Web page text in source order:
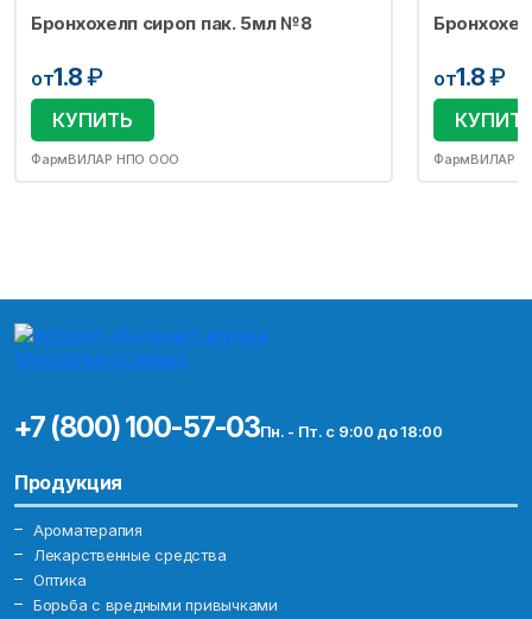
Бронхохелп сироп пак. 5мл №8
от1.8₽
КУПИТЬ
ФармВИЛАР НПО ООО
от1.8₽
ФармВИЛАР
+7 (800) 100-57-03Пн. - Пт. с 9:00 до 18:00
Продукция
Ароматерапия
Лекарственные средства
Оптика
Борьба с вредными привычками